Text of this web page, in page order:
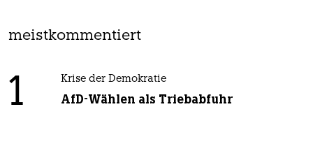
meistkommentiert
1 Krise der Demokratie
AfD-Wählen als Triebabfuhr